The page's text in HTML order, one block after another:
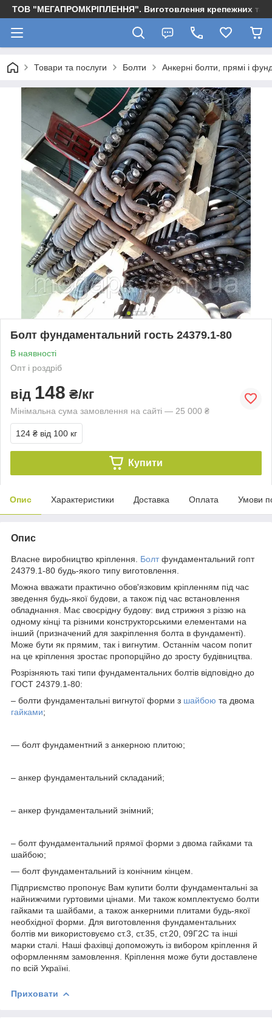
ТОВ "МЕГАПРОМКРІПЛЕННЯ". Виготовлення крепежних та
Товари та послуги Болти Анкерні болти, прямі і
Болт фундаментальний гость 24379.1-80
В наявності
Опт і роздріб
від 148 ₴/кг
Мінімальна сума замовлення на сайті — 25 000 ₴
124 ₴ від 100 кг
Купити
Опис Характеристики Доставка Оплата Умови
Опис
Власне виробництво кріплення. Болтфундаментальний гопт
24379.1-80 будь-якого типу виготовлення.
Можна вважати практично обов'язковим кріпленням під час
зведення будь-якої будови, а також під час встановлення
обладнання. Має своєрідну будову: вид стрижня з різзю на
одному кінці та різними конструкторськими елементами на
інший (призначений для закріплення болта в фундаменті).
Може бути як прямим, так і вигнутим. Останнім часом попит
на це кріплення зростає пропорційно до зросту будівництва.
Розрізняють такі типи фундаментальних болтів відповідно до
ГОСТ 24379.1-80:
– болти фундаментальні вигнутої форми з шайбою та двома
гайками;
— болт фундаментний з анкерною плитою;
– анкер фундаментальний складаний;
– анкер фундаментальний знімний;
– болт фундаментальний прямої форми з двома гайками та
шайбою;
— болт фундаментальний із конічним кінцем.
Підприємство пропонує Вам купити болти фундаментальні за
найнижчими гуртовими цінами. Ми також комплектуємо болти
гайками та шайбами, а також анкерними плитами будь-якої
необхідної форми. Для виготовлення фундаментальних
болтів ми використовуємо ст.3, ст.35, ст.20, 09Г2С та інші
марки сталі. Наші фахівці допоможуть із вибором кріплення й
оформленням замовлення. Кріплення може бути доставлене
по всій Україні.
Приховати